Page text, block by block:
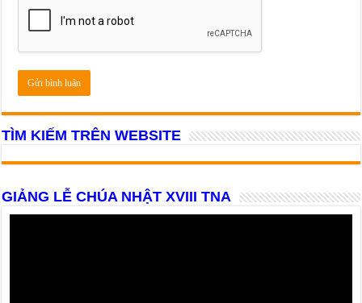
TÌM KIẾM TRÊN WEBSITE
GIẢNG LỄ CHÚA NHẬT XVIII TNA